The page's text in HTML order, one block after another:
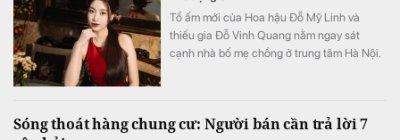
Tổ ấm mới của Hoa hậu Đỗ Mỹ Linh và
thiếu gia Đỗ Vinh Quang nằm ngay sát
cạnh nhà bố mẹ chồng ở trung tâm Hà Nội.
Sóng thoát hàng chung cư: Người bán cần trả lời 7